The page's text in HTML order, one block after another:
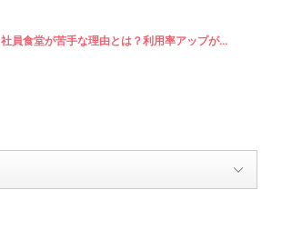
社員食堂が苦手な理由とは？利用率アップが...